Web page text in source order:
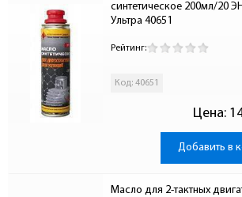
синтетическое 200мл/20
Ультра 40651
Рейтинг:
Код: 40651
Цена:
Добавить в
Масло для 2-тактных